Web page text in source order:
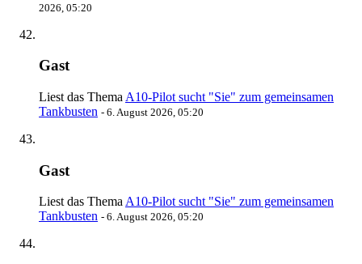
2026, 05:20
Gast
Liest das Thema A10-Pilot sucht "Sie" zum gemeinsamen
Tankbusten - 6. August 2026, 05:20
Gast
Liest das ThemaA10-Pilot sucht "Sie" zum gemeinsamen
Tankbusten - 6. August 2026, 05:20